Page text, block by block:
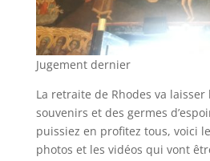
Jugement dernier
La retraite de Rhodes va laisser
souvenirs et des germes
puissiez en profitez tous, voici
photos et les vidéos qui vont